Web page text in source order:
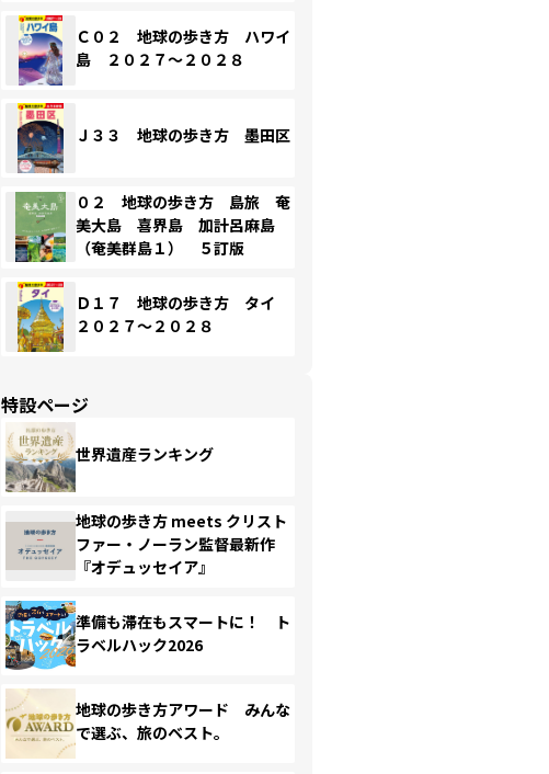
Ｃ０２ 地球の歩き方 ハワイ
島 ２０２７～２０２８
Ｊ３３ 地球の歩き方 墨田区
０２ 地球の歩き方 島旅 奄
美大島 喜界島 加計呂麻島
（奄美群島１） ５訂版
Ｄ１７ 地球の歩き方 タイ
２０２７～２０２８
特設ページ
世界遺産ランキング
地球の歩き方 meets クリスト
ファー・ノーラン監督最新作
『オデュッセイア』
準備も滞在もスマートに！ ト
ラベルハック2026
地球の歩き方アワード みんな
で選ぶ、旅のベスト。